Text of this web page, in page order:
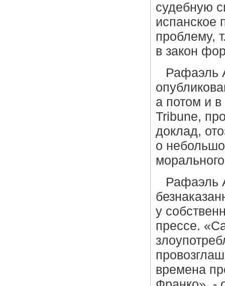
судебную
испанское
проблему,
в закон
Рафаэль
а потом и
Tribune,
доклад,
о
Рафаэль
у
прессе.
времена